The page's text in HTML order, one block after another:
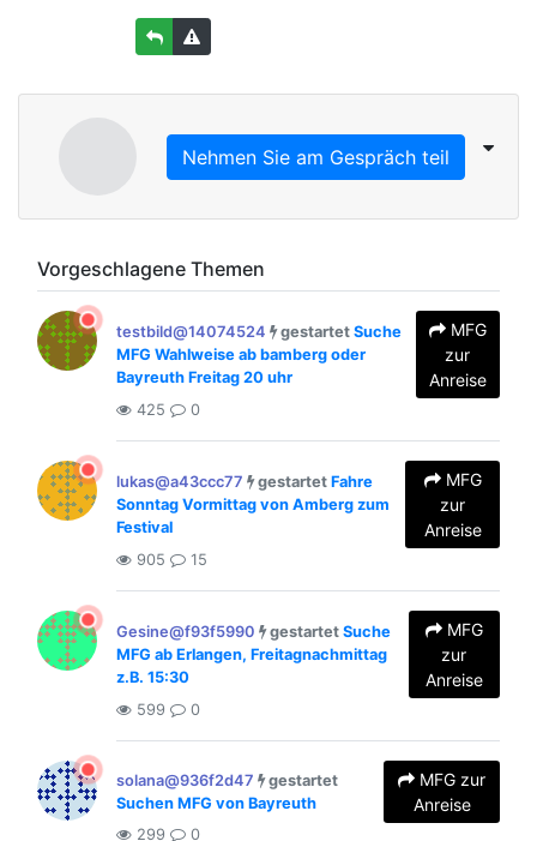
Nehmen Sie am Gespräch teil
Vorgeschlagene Themen
testbild@14074524 gestartet Suche
MFG Wahlweise ab bamberg oder
Bayreuth Freitag 20 uhr
MFG
zur
Anreise
425 0
lukas@a43ccc77 gestartet Fahre
Sonntag Vormittag von Amberg zum
Festival
MFG
zur
Anreise
905 15
Gesine@f93f5990 gestartet Suche
MFG ab Erlangen, Freitagnachmittag
z.B. 15:30
MFG
zur
Anreise
599 0
solana@936f2d47
gestartet
Suchen MFG von Bayreuth
MFG zur
Anreise
299 0